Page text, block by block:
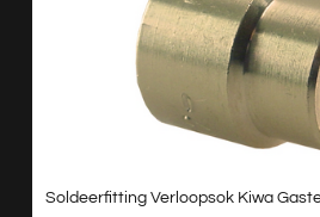
Soldeerfitting Verloopsok Kiwa